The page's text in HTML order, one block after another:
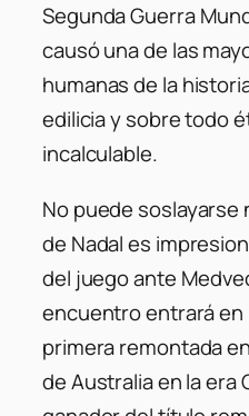
Segunda Guerra
causó una de las
humanas de la
edilicia y sobre todo
incalculable.
No puede soslayarse
de Nadal es
del juego ante
encuentro entrará en
primera remontada
de Australia en la era